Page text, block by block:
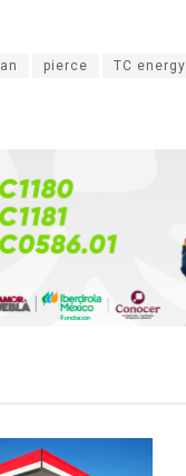
pierce TC energy